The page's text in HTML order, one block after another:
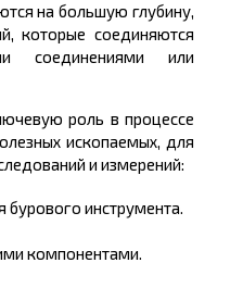
на большую глубину,
которые соединяются
соединениями или
роль в процессе
ископаемых, для
и измерений:
бурового инструмента.
компонентами.